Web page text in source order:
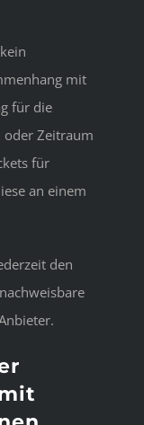
mit
für die
oder Zeitraum
für
an einem
den